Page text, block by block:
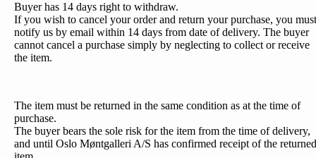
Buyer has 14 days right to withdraw.
If you wish to cancel your order and return your purchase, you must
notify us by email within 14 days from date of delivery. The buyer
cannot cancel a purchase simply by neglecting to collect or receive
the item.
The item must be returned in the same condition as at the time of
purchase.
The buyer bears the sole risk for the item from the time of delivery,
and until Oslo Møntgalleri A/S has confirmed receipt of the returned